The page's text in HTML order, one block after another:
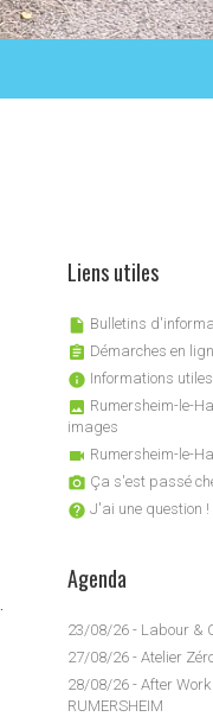
Liens utiles
 Bulletins
 Démarches en
 Informations utiles
 Rumersheim-le-
images
 Rumersheim-le-
 Ça s'est passé
 J'ai une question !
Agenda
23/08/26 - Labour &
27/08/26 - Atelier
28/08/26 - After
RUMERSHEIM